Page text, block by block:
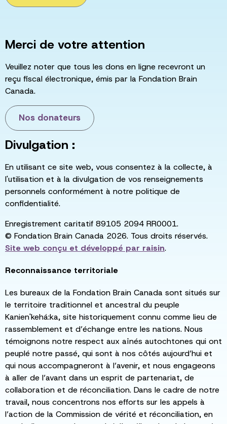
Merci de votre attention
Veuillez noter que tous les dons en ligne recevront un
reçu fiscal électronique, émis par la Fondation Brain
Canada.
Nos donateurs
Divulgation :
En utilisant ce site web, vous consentez à la collecte, à
l'utilisation et à la divulgation de vos renseignements
personnels conformément à notre politique de
confidentialité.
Enregistrement caritatif 89105 2094 RR0001.
© Fondation Brain Canada 2026. Tous droits réservés.
Site web conçu et développé par raisin.
Reconnaissance territoriale
Les bureaux de la Fondation Brain Canada sont situés sur
le territoire traditionnel et ancestral du peuple
Kanien'kehá:ka, site historiquement connu comme lieu de
rassemblement et d’échange entre les nations. Nous
témoignons notre respect aux aînés autochtones qui ont
peuplé notre passé, qui sont à nos côtés aujourd’hui et
qui nous accompagneront à l’avenir, et nous engageons
à aller de l’avant dans un esprit de partenariat, de
collaboration et de réconciliation. Dans le cadre de notre
travail, nous concentrons nos efforts sur les appels à
l’action de la Commission de vérité et réconciliation, en